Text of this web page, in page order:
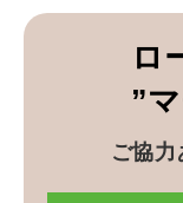
ロ
”
ご協力